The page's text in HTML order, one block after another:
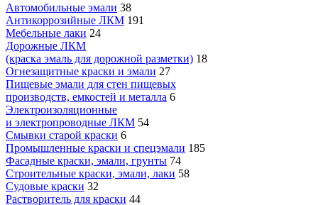
Автомобильные эмали 38
Антикоррозийные ЛКМ 191
Мебельные лаки 24
Дорожные ЛКМ
(краска эмаль для дорожной разметки) 18
Огнезащитные краски и эмали 27
Пищевые эмали для стен пищевых
производств, емкостей и металла 6
Электроизоляционные
и электропроводные ЛКМ 54
Смывки старой краски 6
Промышленные краски и спецэмали 185
Фасадные краски, эмали, грунты 74
Строительные краски, эмали, лаки 58
Судовые краски 32
Растворитель для краски 44